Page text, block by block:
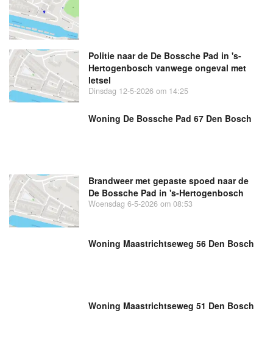
Politie naar de De Bossche Pad in 's-
Hertogenbosch vanwege ongeval met
letsel
Dinsdag 12-5-2026 om 14:25
Woning De Bossche Pad 67 Den Bosch
Brandweer met gepaste spoed naar de
De Bossche Pad in 's-Hertogenbosch
Woensdag 6-5-2026 om 08:53
Woning Maastrichtseweg 56 Den Bosch
Woning Maastrichtseweg 51 Den Bosch